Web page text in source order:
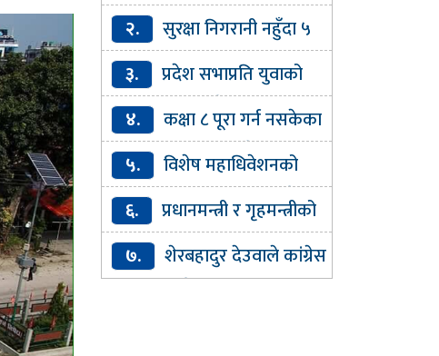
प्रशिक्षण प्रतिष्ठानको कार्यकारी
निर्देशकमा अनिता गुरागाईं नियुक्त
२.
सुरक्षा निगरानी नहुँदा ५
सय बढी रोहिङ्ग्या नेपाल छिरे :
प्रहरी
३.
प्रदेश सभाप्रति युवाको
बुझाइ : पाठ्यक्रममै कानुनका
आधारभूत विषय समेट्न सुझाव
४.
कक्षा ८ पूरा गर्न नसकेका
१३७ बालबालिकालाई वैकल्पिक
शिक्षा
५.
विशेष महाधिवेशनको
औचित्यमाथि प्रश्न उठाउन मिल्दैन :
गगन थापा
६.
प्रधानमन्त्री र गृहमन्त्रीको
राजीनामा माग
७.
शेरबहादुर देउवाले कांग्रेस
इतर पक्षको भेलालाई सम्बोधन गर्ने